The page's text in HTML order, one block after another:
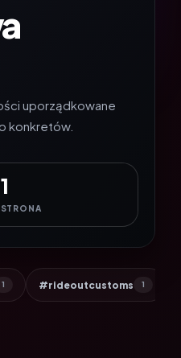
uporządkowane
konkretów.
1
STRONA
1 #rideoutcustoms 1